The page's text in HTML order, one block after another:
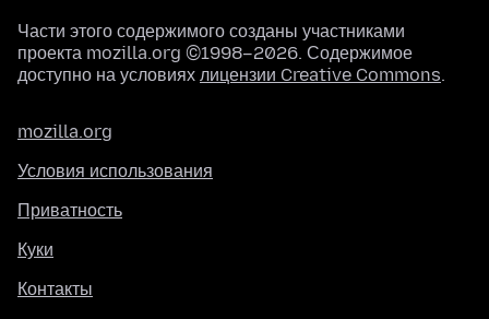
Части этого содержимого созданы участниками
проекта mozilla.org ©1998–2026. Содержимое
доступно на условиях лицензии Creative Commons.
mozilla.org
Условия использования
Приватность
Куки
Контакты